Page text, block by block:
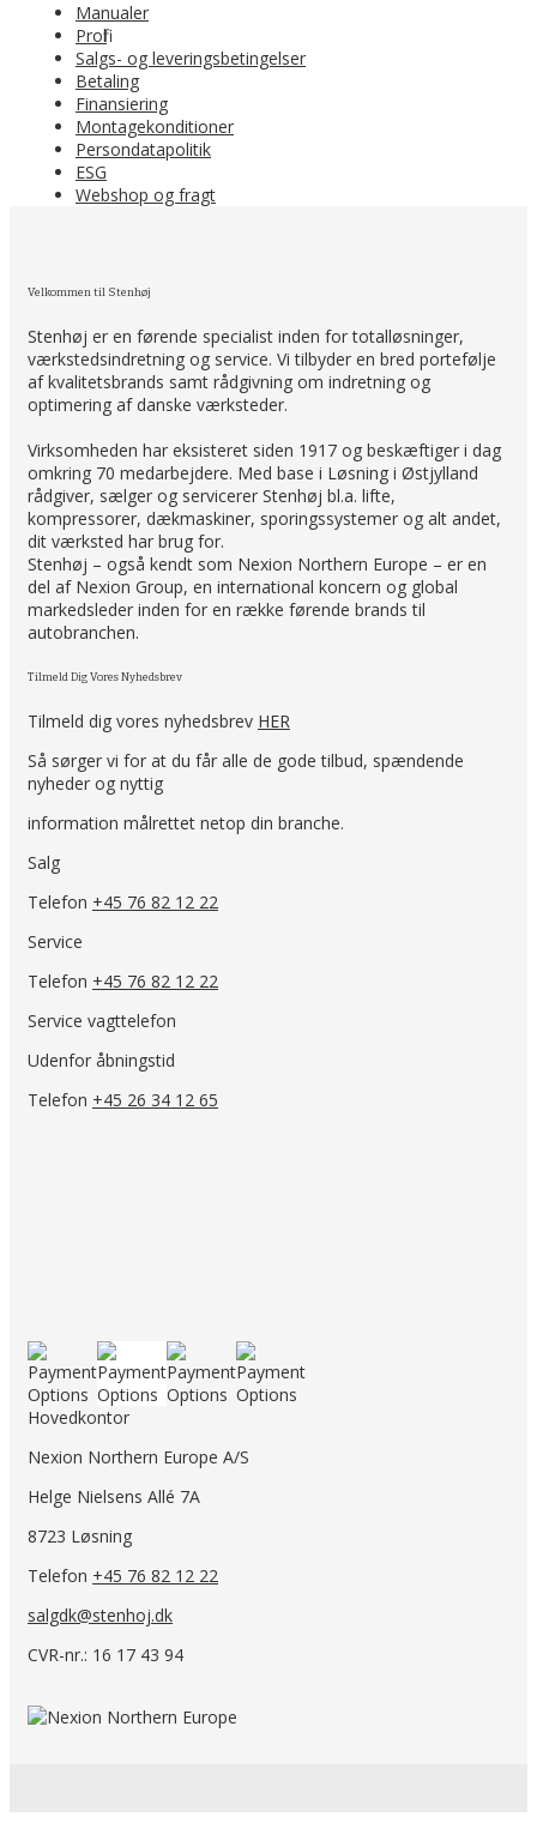
Manualer
Profil
Salgs- og leveringsbetingelser
Betaling
Finansiering
Montagekonditioner
Persondatapolitik
ESG
Webshop og fragt
Velkommen til Stenhøj
Stenhøj er en førende specialist inden for totalløsninger,
værkstedsindretning og service. Vi tilbyder en bred portefølje
af kvalitetsbrands samt rådgivning om indretning og
optimering af danske værksteder.
Virksomheden har eksisteret siden 1917 og beskæftiger i dag
omkring 70 medarbejdere. Med base i Løsning i Østjylland
rådgiver, sælger og servicerer Stenhøj bl.a. lifte,
kompressorer, dækmaskiner, sporingssystemer og alt andet,
dit værksted har brug for.
Stenhøj – også kendt som Nexion Northern Europe – er en
del af Nexion Group, en international koncern og global
markedsleder inden for en række førende brands til
autobranchen.
Tilmeld Dig Vores Nyhedsbrev
Tilmeld dig vores nyhedsbrev HER
Så sørger vi for at du får alle de gode tilbud, spændende
nyheder og nyttig
information målrettet netop din branche.
Salg
Telefon +45 76 82 12 22
Service
Telefon +45 76 82 12 22
Service vagttelefon
Udenfor åbningstid
Telefon +45 26 34 12 65
Hovedkontor
Nexion Northern Europe A/S
Helge Nielsens Allé 7A
8723 Løsning
Telefon +45 76 82 12 22
salgdk@stenhoj.dk
CVR-nr.: 16 17 43 94